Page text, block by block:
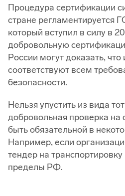
Процедура сертификации
стране регламентируется
который вступил в силу в
добровольную
России могут доказать, что
соответствуют всем
безопасности.
Нельзя упустить из вида
добровольная проверка на
быть обязательной в
Например, если
тендер на
пределы РФ.